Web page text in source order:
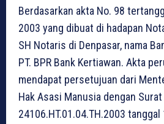
Berdasarkan akta No. 98
2003 yang dibuat di hadapan
SH Notaris di Denpasar, nama
PT. BPR Bank Kertiawan. Akta
mendapat persetujuan dari
Hak Asasi Manusia dengan
24106.HT.01.04.TH.2003